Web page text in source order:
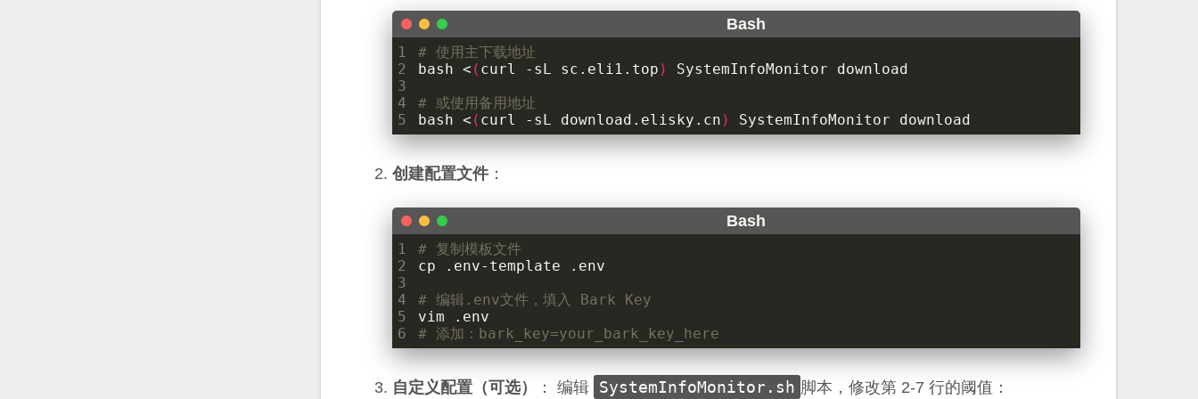
1
2
3
4
5
# 使用主下载地址
bash < ( curl -sL sc.eli1.top )
# 或使用备用地址
bash < ( curl -sL download.elisky.cn ) SystemInfoMonitor download
创建配置文件：
1
2
3
4
5
6
# 复制模板文件
# 编辑.env文件，填入 Bark Key
# 添加：bark_key=your_bark_key_here
自定义配置（可选） ： 编辑 SystemInfoMonitor.sh 脚本，修改第 2-7 行的阈值：